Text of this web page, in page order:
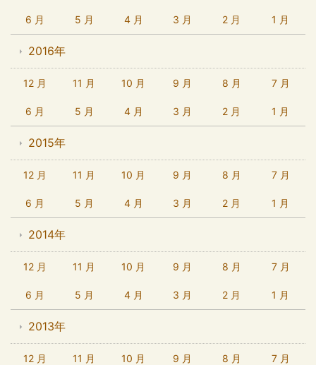
6 月 5 月 4 月 3 月 2 月 1 月
2016年
12 月 11 月 10 月 9 月 8 月 7 月
6 月 5 月 4 月 3 月 2 月 1 月
2015年
12 月 11 月 10 月 9 月 8 月 7 月
6 月 5 月 4 月 3 月 2 月 1 月
2014年
12 月 11 月 10 月 9 月 8 月 7 月
6 月 5 月 4 月 3 月 2 月 1 月
2013年
12 月 11 月 10 月 9 月 8 月 7 月